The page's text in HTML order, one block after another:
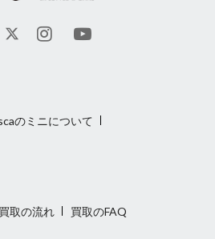
のミニについて
買取の流れ 買取のFAQ